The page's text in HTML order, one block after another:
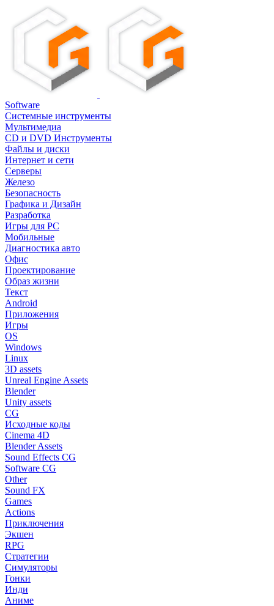
Software
Системные инструменты
Мультимедиа
CD и DVD Инструменты
Файлы и диски
Интернет и сети
Серверы
Железо
Безопасность
Графика и Дизайн
Разработка
Игры для PC
Мобильные
Диагностика авто
Офис
Проектирование
Образ жизни
Текст
Android
Приложения
Игры
OS
Windows
Linux
3D assets
Unreal Engine Assets
Blender
Unity assets
CG
Исходные коды
Cinema 4D
Blender Assets
Sound Effects CG
Software CG
Other
Sound FX
Games
Actions
Приключения
Экшен
RPG
Стратегии
Симуляторы
Гонки
Инди
Аниме